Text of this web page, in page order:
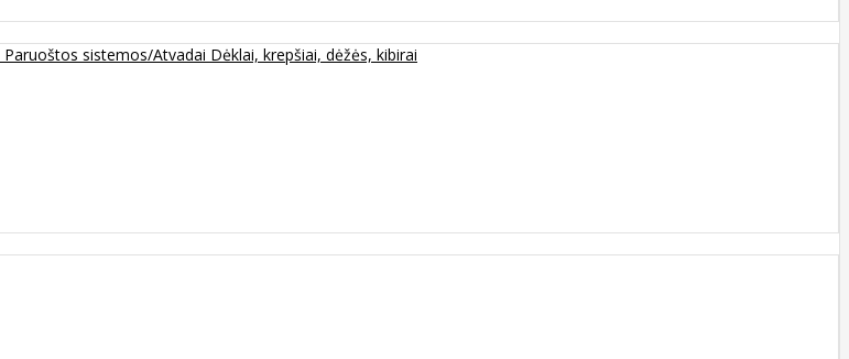
Paruoštos sistemos/Atvadai Dėklai, krepšiai, dėžės, kibirai